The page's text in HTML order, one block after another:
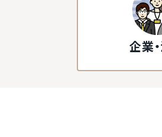
企業